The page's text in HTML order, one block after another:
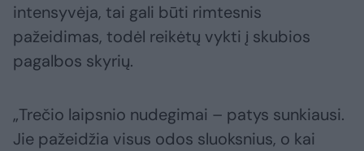
intensyvėja, tai gali būti rimtesnis
pažeidimas, todėl reikėtų vykti į skubios
pagalbos skyrių.
„Trečio laipsnio nudegimai – patys sunkiausi.
Jie pažeidžia visus odos sluoksnius, o kai